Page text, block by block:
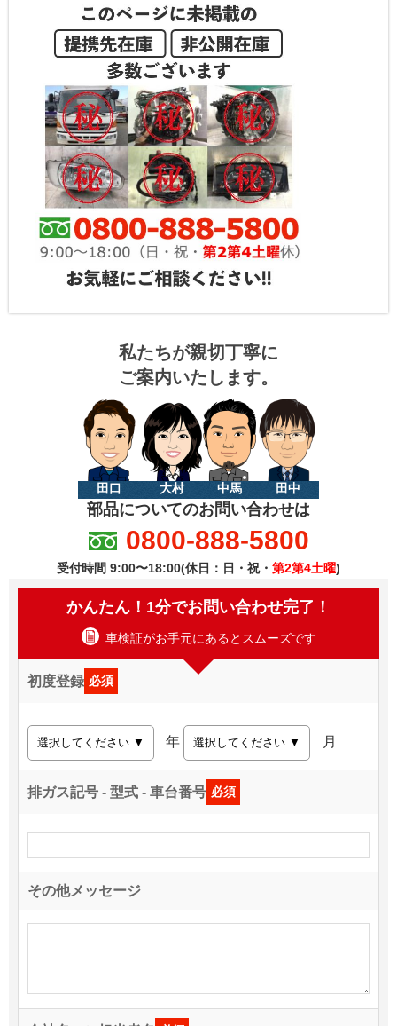
私たちが親切丁寧に
ご案内いたします。
田口 大村 中馬 田中
部品についてのお問い合わせは
0800-888-5800
受付時間 9:00〜18:00(休日：日・祝・ 第2第4土曜)
かんたん！1分でお問い合わせ完了！
車検証がお手元にあるとスムーズです
初度登録 必須
年 月
排ガス記号 - 型式 - 車台番号 必須
その他メッセージ